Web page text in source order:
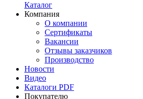
Каталог
Компания
О компании
Сертификаты
Вакансии
Отзывы заказчиков
Производство
Новости
Видео
Каталоги PDF
Покупателю